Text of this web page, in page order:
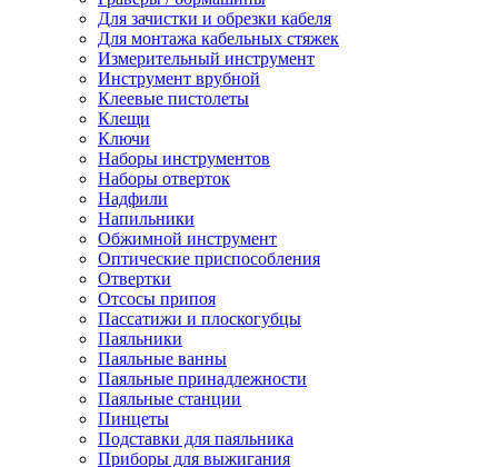
Для зачистки и обрезки кабеля
Для монтажа кабельных стяжек
Измерительный инструмент
Инструмент врубной
Клеевые пистолеты
Клещи
Ключи
Наборы инструментов
Наборы отверток
Надфили
Напильники
Обжимной инструмент
Оптические приспособления
Отвертки
Отсосы припоя
Пассатижи и плоскогубцы
Паяльники
Паяльные ванны
Паяльные принадлежности
Паяльные станции
Пинцеты
Подставки для паяльника
Приборы для выжигания